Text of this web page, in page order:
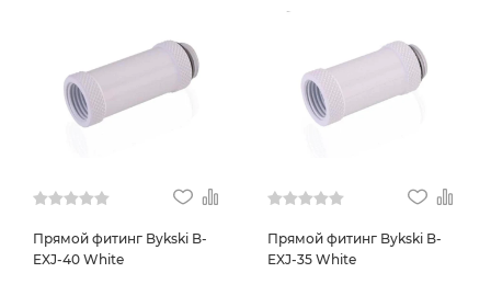
Прямой фитинг Bykski B-
EXJ-40 White
Прямой фитинг Bykski B-
EXJ-35 White